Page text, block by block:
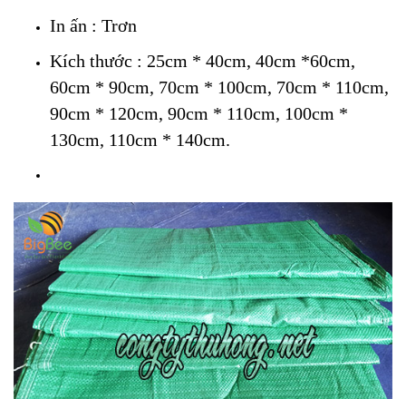
In ấn : Trơn
Kích thước : 25cm * 40cm, 40cm *60cm,
60cm * 90cm, 70cm * 100cm, 70cm * 110cm,
90cm * 120cm, 90cm * 110cm, 100cm *
130cm, 110cm * 140cm.